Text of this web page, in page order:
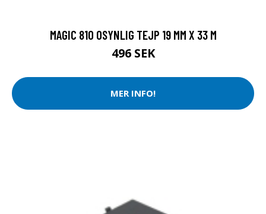
MAGIC 810 OSYNLIG TEJP 19 MM X 33 M
496 SEK
MER INFO!